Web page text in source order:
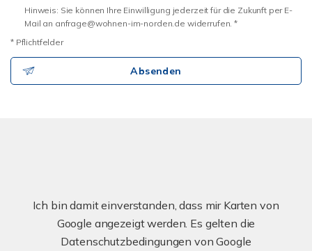
Hinweis: Sie können Ihre Einwilligung jederzeit für die Zukunft per E-
Mail an anfrage@wohnen-im-norden.de widerrufen. *
* Pflichtfelder
Absenden
Ich bin damit einverstanden, dass mir Karten von
Google angezeigt werden. Es gelten die
Datenschutzbedingungen von Google